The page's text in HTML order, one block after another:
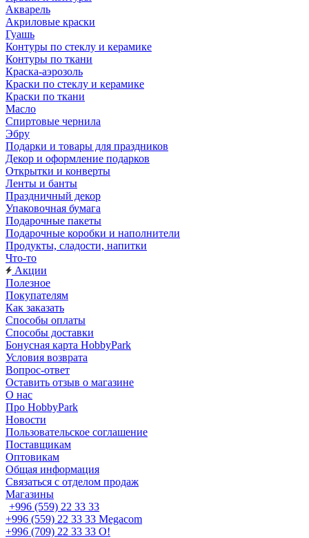
Акварель
Акриловые краски
Гуашь
Контуры по стеклу и керамике
Контуры по ткани
Краска-аэрозоль
Краски по стеклу и керамике
Краски по ткани
Масло
Спиртовые чернила
Эбру
Подарки и товары для праздников
Декор и оформление подарков
Открытки и конверты
Ленты и банты
Праздничный декор
Упаковочная бумага
Подарочные пакеты
Подарочные коробки и наполнители
Продукты, сладости, напитки
Что-то
Акции
Полезное
Покупателям
Как заказать
Способы оплаты
Способы доставки
Бонусная карта HobbyPark
Условия возврата
Вопрос-ответ
Оставить отзыв о магазине
О нас
Про HobbyPark
Новости
Пользовательское соглашение
Поставщикам
Оптовикам
Общая информация
Связаться с отделом продаж
Магазины
+996 (559) 22 33 33
+996 (559) 22 33 33 Megacom
+996 (709) 22 33 33 O!